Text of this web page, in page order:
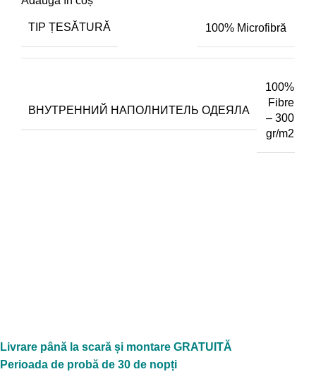
TIP ȚESĂTURĂ 100% Microfibră
ВНУТРЕННИЙ НАПОЛНИТЕЛЬ ОДЕЯЛА
100%
Fibre
– 300
gr/m2
Livrare până la scară și montare GRATUITĂ
Perioada de probă de 30 de nopți